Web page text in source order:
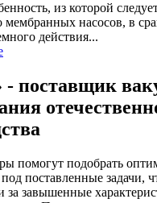
из которой
мембранных насосов, в
действия...
поставщик
помогут подобрать
поставленные задачи,
за завышенные